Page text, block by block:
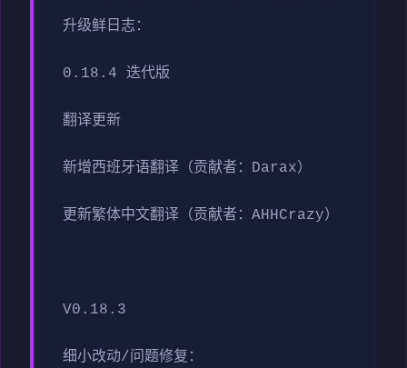
升级鲜日志：
0.18.4 迭代版
翻译更新
新增西班牙语翻译（贡献者：Darax）
更新繁体中文翻译（贡献者：AHHCrazy）
V0.18.3
细小改动/问题修复：